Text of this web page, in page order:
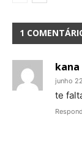
1
kana
junho
te